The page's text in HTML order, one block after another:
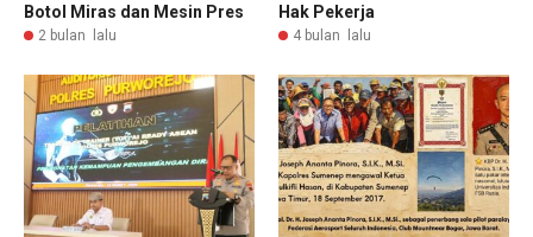
Botol Miras dan Mesin Pres
2 bulan lalu
Hak Pekerja
4 bulan lalu